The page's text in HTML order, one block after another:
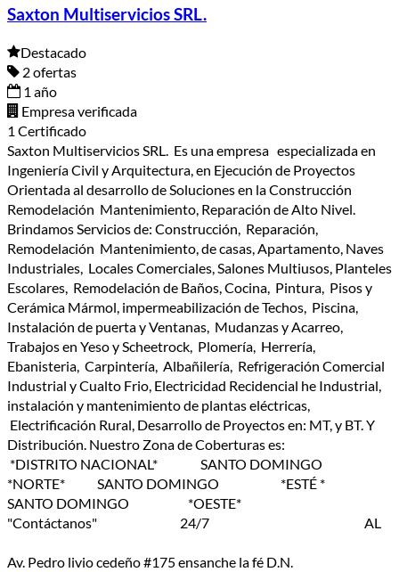
Saxton Multiservicios SRL.
Destacado
2 ofertas
1 año
Empresa verificada
1 Certificado
Saxton Multiservicios SRL. Es una empresa especializada en
Ingeniería Civil y Arquitectura, en Ejecución de Proyectos
Orientada al desarrollo de Soluciones en la Construcción
Remodelación Mantenimiento, Reparación de Alto Nivel.
Brindamos Servicios de: Construcción, Reparación,
Remodelación Mantenimiento, de casas, Apartamento, Naves
Industriales, Locales Comerciales, Salones Multiusos, Planteles
Escolares, Remodelación de Baños, Cocina, Pintura, Pisos y
Cerámica Mármol, impermeabilización de Techos, Piscina,
Instalación de puerta y Ventanas, Mudanzas y Acarreo,
Trabajos en Yeso y Scheetrock, Plomería, Herrería,
Ebanisteria, Carpintería, Albañilería, Refrigeración Comercial
Industrial y Cualto Frio, Electricidad Recidencial he Industrial,
instalación y mantenimiento de plantas eléctricas,
Electrificación Rural, Desarrollo de Proyectos en: MT, y BT. Y
Distribución. Nuestro Zona de Coberturas es:
*DISTRITO NACIONAL* SANTO DOMINGO
*NORTE* SANTO DOMINGO *ESTÉ *
SANTO DOMINGO *OESTE*
"Contáctanos" 24/7 AL
Av. Pedro livio cedeño #175 ensanche la fé D.N.